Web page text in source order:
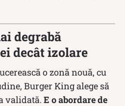
degrabă
decât izolare
o zonă nouă, cu
Burger King alege să
validată. E o abordare de